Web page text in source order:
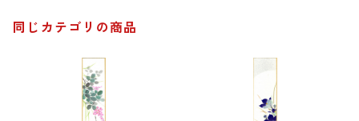
同じカテゴリの商品